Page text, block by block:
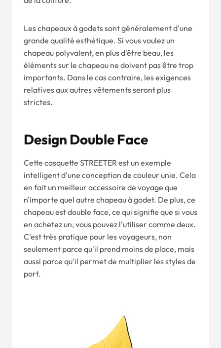
Les chapeaux à godets sont généralement d'une
grande qualité esthétique. Si vous voulez un
chapeau polyvalent, en plus d'être beau, les
éléments sur le chapeau ne doivent pas être trop
importants. Dans le cas contraire, les exigences
relatives aux autres vêtements seront plus
strictes.
Design Double Face
Cette casquette STREETER est un exemple
intelligent d'une conception de couleur unie. Cela
en fait un meilleur accessoire de voyage que
n'importe quel autre chapeau à godet. De plus, ce
chapeau est double face, ce qui signifie que si vous
en achetez un, vous pouvez l'utiliser comme deux.
C'est très pratique pour les voyageurs, non
seulement parce qu'il prend moins de place, mais
aussi parce qu'il permet de multiplier les styles de
port.